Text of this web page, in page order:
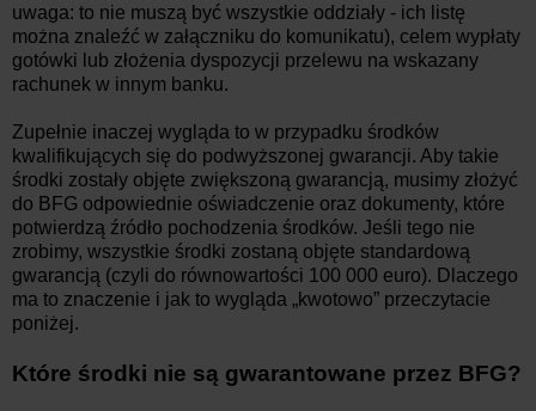
uwaga: to nie muszą być wszystkie oddziały - ich listę
można znaleźć w załączniku do komunikatu), celem wypłaty
gotówki lub złożenia dyspozycji przelewu na wskazany
rachunek w innym banku.
Zupełnie inaczej wygląda to w przypadku środków
kwalifikujących się do podwyższonej gwarancji. Aby takie
środki zostały objęte zwiększoną gwarancją, musimy złożyć
do BFG odpowiednie oświadczenie oraz dokumenty, które
potwierdzą źródło pochodzenia środków. Jeśli tego nie
zrobimy, wszystkie środki zostaną objęte standardową
gwarancją (czyli do równowartości 100 000 euro). Dlaczego
ma to znaczenie i jak to wygląda „kwotowo” przeczytacie
poniżej.
Które środki nie są gwarantowane przez BFG?